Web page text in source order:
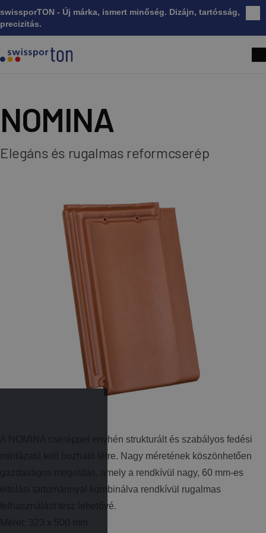
swissporTON - Új márka, ismert minőség. Dizájn, tartósság,
precizitás.
NOMINA
Elegáns és rugalmas reformcserép
A NOMINA cseréppel enyhén strukturált és szabályos fedési
mintázatú tető hozható létre. Nagy méretének köszönhetően
gazdaságos megoldás, amely a rendkívül nagy, 60 mm-es
eltolási tartománnyal kombinálva rendkívül rugalmas
felhasználást tesz lehetővé.